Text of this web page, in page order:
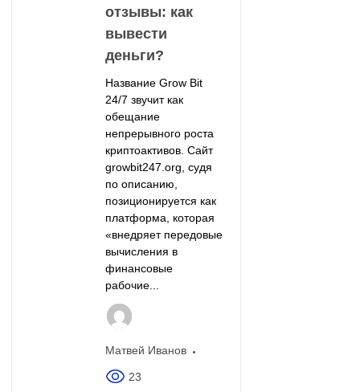
отзывы: как
вывести
деньги?
Название Grow Bit
24/7 звучит как
обещание
непрерывного роста
криптоактивов. Сайт
growbit247.org, судя
по описанию,
позиционируется как
платформа, которая
«внедряет передовые
вычисления в
финансовые
рабочие...
Матвей Иванов
23